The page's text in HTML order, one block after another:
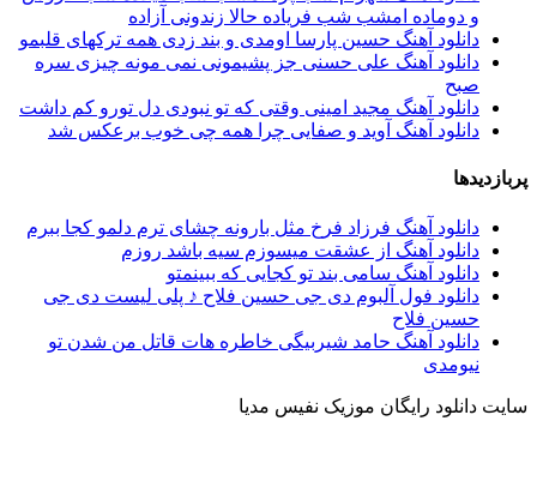
و دوماده امشب شب فریاده حالا زندونی آزاده
دانلود آهنگ حسین پارسا اومدی و بند زدی همه ترکهای قلبمو
دانلود آهنگ علی حسنی جز پشیمونی نمی مونه چیزی سره
صبح
دانلود آهنگ مجید امینی وقتی که تو نبودی دل تورو کم داشت
دانلود آهنگ آوید و صفایی چرا همه چی خوب برعکس شد
پربازدیدها
دانلود آهنگ فرزاد فرخ مثل بارونه چشای ترم دلمو کجا ببرم
دانلود آهنگ از عشقت میسوزم سیه باشد روزم
دانلود آهنگ سامی بند تو کجایی که ببینمتو
دانلود فول آلبوم دی جی حسین فلاح ♪ پلی لیست دی جی
حسین فلاح
دانلود آهنگ حامد شیربیگی خاطره هات قاتل من شدن تو
نیومدی
سایت دانلود رایگان موزیک نفیس مدیا